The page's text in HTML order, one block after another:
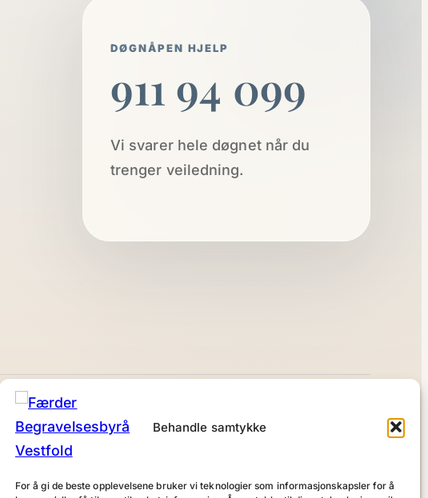
Behandle samtykke
For å gi de beste opplevelsene bruker vi teknologier som informasjonskapsler for å
DØGNÅPEN HJELP
911 94 099
Vi svarer hele døgnet når du
trenger veiledning.
Besøk
3170 Sem